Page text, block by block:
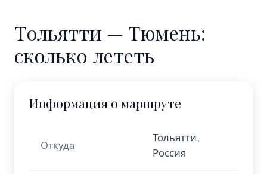
Тольятти — Тюмень:
сколько лететь
Информация о маршруте
Откуда
Тольятти,
Россия